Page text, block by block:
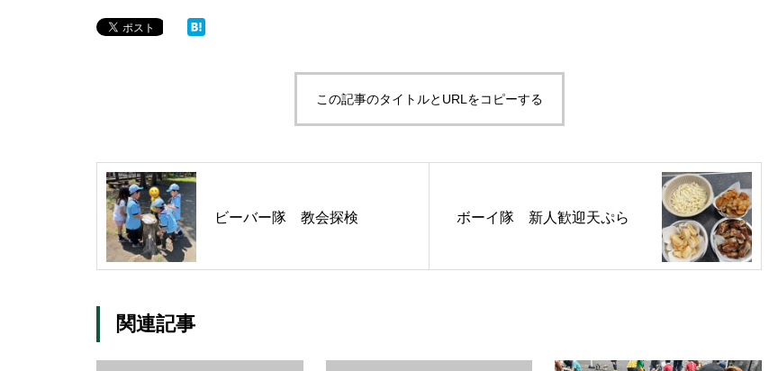
この記事のタイトルとURLをコピーする
ビーバー隊 教会探検 ボーイ隊 新人歓迎天ぷら
関連記事